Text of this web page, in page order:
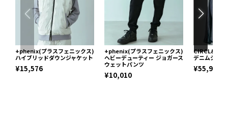
+phenix(プラスフェニックス)
ハイブリッドダウンジャケット
¥15,576
+phenix(プラスフェニックス)
ヘビーデューティー ジョガース
ウェットパンツ
¥10,010
デニムシャ
¥55,990